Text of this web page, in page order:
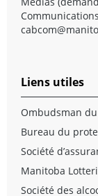
Liens utiles
Ombudsman
Bureau du
Société
Manitoba
Société des